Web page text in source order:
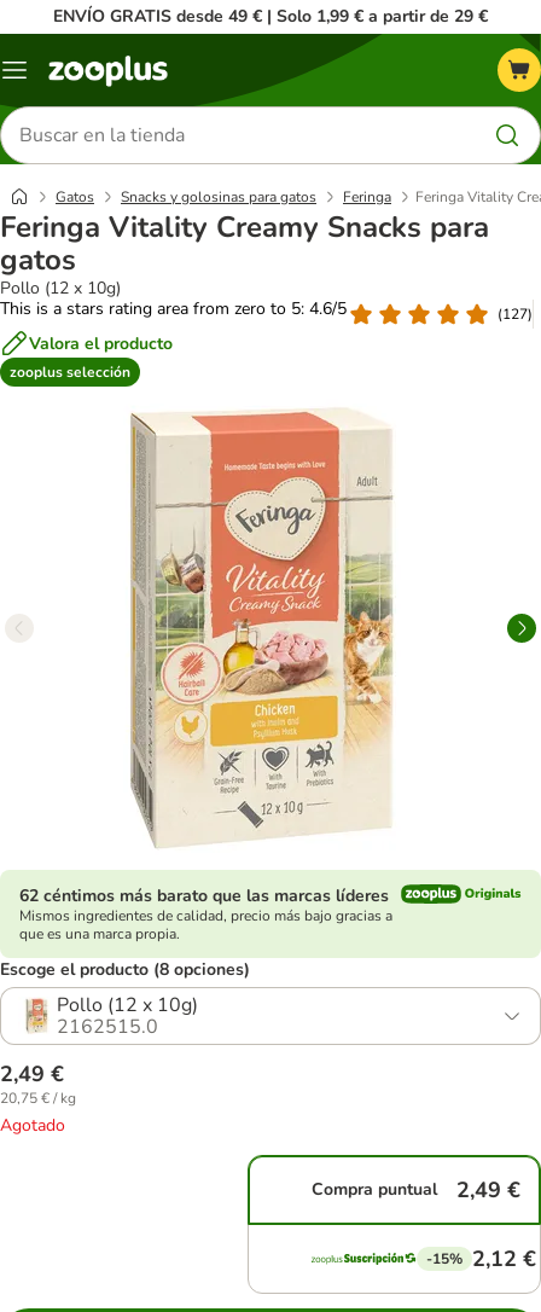
ENVÍO GRATIS desde 49 € | Solo 1,99 € a partir de 29 €
Menú
Buscar
productos
Gatos Snacks y golosinas para gatos Feringa Feringa Vitality
Feringa Vitality Creamy Snacks para
gatos
Pollo (12 x 10g)
This is a stars rating area from zero to 5: 4.6/5
(127)
Valora el producto
zooplus selección
62 céntimos más barato que las marcas líderes
Mismos ingredientes de calidad, precio más bajo gracias a
que es una marca propia.
Escoge el producto (8 opciones)
Pollo (12 x 10g)
2162515.0
2,49 €
20,75 € / kg
Agotado
Compra puntual 2,49 €
-15% 2,12 €